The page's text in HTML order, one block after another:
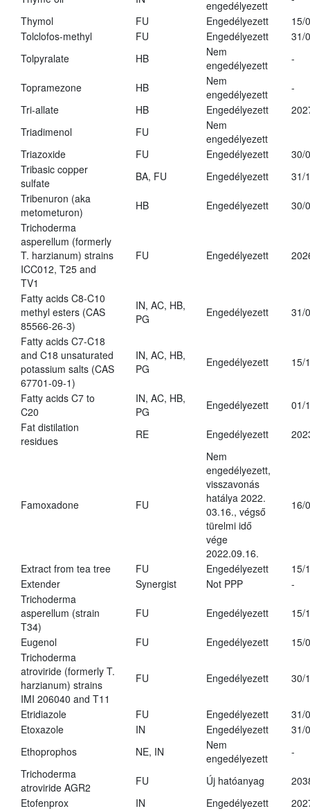
engedélyezett
Thymol
FU Engedélyezett
15/
Tolclofos-methyl
FU Engedélyezett
31/
Tolpyralate
HB
Nem
engedélyezett
-
Topramezone HB
Nem
engedélyezett
-
Tri-allate
HB Engedélyezett
Triadimenol
FU
Nem
engedélyezett
Triazoxide
FU Engedélyezett
30/
Tribasic copper
sulfate
BA, FU Engedélyezett
31/
Tribenuron (aka
metometuron)
HB Engedélyezett
30/
Trichoderma
asperellum (formerly
T. harzianum) strains
ICC012, T25 and
TV1
FU Engedélyezett
Fatty acids C8-C10
methyl esters (CAS
85566-26-3)
IN, AC, HB,
PG
Engedélyezett 31/
Fatty acids C7-C18
and C18 unsaturated
potassium salts (CAS
67701-09-1)
IN, AC, HB,
PG
Engedélyezett 15/
Fatty acids C7 to
C20
IN, AC, HB,
PG
Engedélyezett
01/
Fat distilation
residues
RE Engedélyezett
Famoxadone FU
Nem
engedélyezett,
visszavonás
hatálya 2022.
03.16., végső
türelmi idő
vége
2022.09.16.
16/
Extract from tea tree FU Engedélyezett
15/
Extender
Synergist Not PPP
-
Trichoderma
asperellum (strain
T34)
FU Engedélyezett 15/
Eugenol FU Engedélyezett
15/
Trichoderma
atroviride (formerly T.
harzianum) strains
IMI 206040 and T11
FU Engedélyezett 30/
Etridiazole FU Engedélyezett
31/
Etoxazole
IN Engedélyezett
31/
Ethoprophos
NE, IN
Nem
engedélyezett
-
Trichoderma
atroviride AGR2
FU Új hatóanyag
Etofenprox
IN Engedélyezett